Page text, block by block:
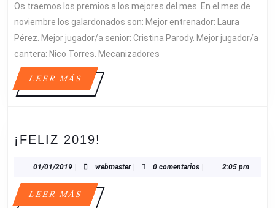
NOVIEMBRE
DE
2021!
Os traemos los premios a los mejores del mes. En el mes de
noviembre los galardonados son: Mejor entrenador: Laura
Pérez. Mejor jugador/a senior: Cristina Parody. Mejor jugador/a
cantera: Nico Torres. Mecanizadores
LEER MÁSLEER
MÁS
¡FELIZ 2019!
01/01/201901/01/2019
| webmasterwebmaster
| 0 comentarios | 2:05 pm
LEER MÁSLEER